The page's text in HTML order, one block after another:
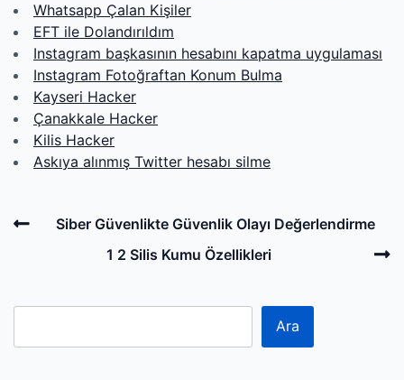
Whatsapp Çalan Kişiler
EFT ile Dolandırıldım
Instagram başkasının hesabını kapatma uygulaması
Instagram Fotoğraftan Konum Bulma
Kayseri Hacker
Çanakkale Hacker
Kilis Hacker
Askıya alınmış Twitter hesabı silme
Post
navigation
PreviousSiber Güvenlikte Güvenlik Olayı Değerlendirme
1 2 Silis Kumu Özellikleri
Ara